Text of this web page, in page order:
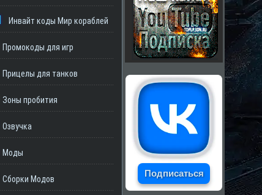
Подписаться
Инвайт коды Мир кораблей
Промокоды для игр
Прицелы для танков
Зоны пробития
Озвучка
Моды
Сборки Модов